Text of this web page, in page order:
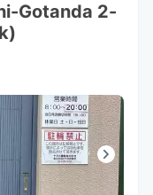
Gotanda 2-